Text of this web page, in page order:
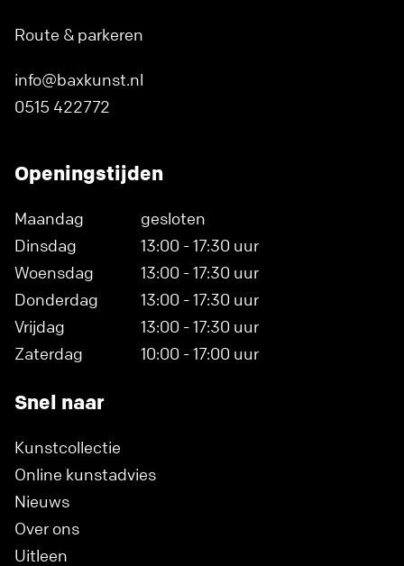
Route & parkeren
info@baxkunst.nl
0515 422772
Openingstijden
Maandag
gesloten
Dinsdag
13:00 - 17:30 uur
Woensdag
13:00 - 17:30 uur
Donderdag
13:00 - 17:30 uur
Vrijdag
13:00 - 17:30 uur
Zaterdag
10:00 - 17:00 uur
Snel naar
Kunstcollectie
Online kunstadvies
Nieuws
Over ons
Uitleen